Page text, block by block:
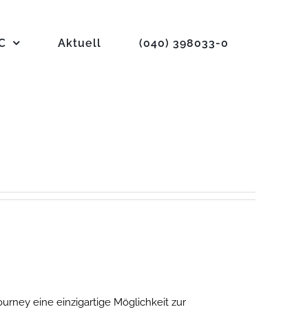
Aktuell (040) 398033-0
eine einzigartige Möglichkeit zur